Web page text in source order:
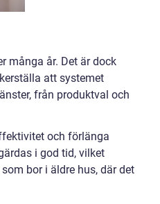
många år. Det är dock
att systemet
från produktval och
och förlänga
i god tid, vilket
bor i äldre hus, där det